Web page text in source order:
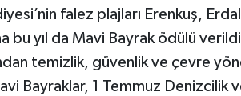
falez plajları Erenkuş,
bu yıl da Mavi Bayrak ödülü
temizlik, güvenlik ve çevre
Bayraklar, 1 Temmuz Denizcilik